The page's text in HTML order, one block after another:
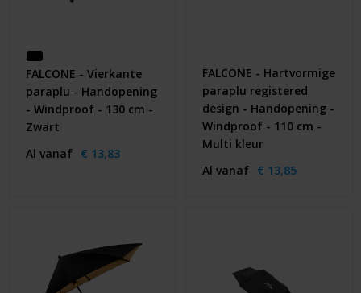
FALCONE - Vierkante
paraplu - Handopening
- Windproof - 130 cm -
Zwart
Al vanaf € 13,83
FALCONE - Hartvormige
paraplu registered
design - Handopening -
Windproof - 110 cm -
Multi kleur
Al vanaf € 13,85